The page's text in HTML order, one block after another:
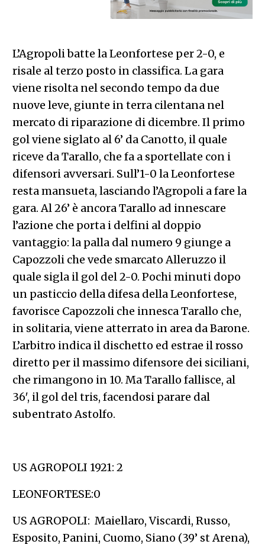
L’Agropoli batte la Leonfortese per 2-0, e
risale al terzo posto in classifica. La gara
viene risolta nel secondo tempo da due
nuove leve, giunte in terra cilentana nel
mercato di riparazione di dicembre. Il primo
gol viene siglato al 6’ da Canotto, il quale
riceve da Tarallo, che fa a sportellate con i
difensori avversari. Sull’1-0 la Leonfortese
resta mansueta, lasciando l’Agropoli a fare la
gara. Al 26’ è ancora Tarallo ad innescare
l’azione che porta i delfini al doppio
vantaggio: la palla dal numero 9 giunge a
Capozzoli che vede smarcato Alleruzzo il
quale sigla il gol del 2-0. Pochi minuti dopo
un pasticcio della difesa della Leonfortese,
favorisce Capozzoli che innesca Tarallo che,
in solitaria, viene atterrato in area da Barone.
L’arbitro indica il dischetto ed estrae il rosso
diretto per il massimo difensore dei siciliani,
che rimangono in 10. Ma Tarallo fallisce, al
36′, il gol del tris, facendosi parare dal
subentrato Astolfo.
US AGROPOLI 1921: 2
LEONFORTESE:0
US AGROPOLI: Maiellaro, Viscardi, Russo,
Esposito, Panini, Cuomo, Siano (39’ st Arena),